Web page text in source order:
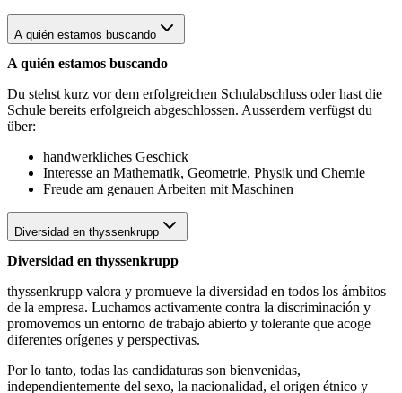
A quién estamos buscando
A quién estamos buscando
Du stehst kurz vor dem erfolgreichen Schulabschluss oder hast die
Schule bereits erfolgreich abgeschlossen. Ausserdem verfügst du
über:
handwerkliches Geschick
Interesse an Mathematik, Geometrie, Physik und Chemie
Freude am genauen Arbeiten mit Maschinen
Diversidad en thyssenkrupp
Diversidad en thyssenkrupp
thyssenkrupp valora y promueve la diversidad en todos los ámbitos
de la empresa. Luchamos activamente contra la discriminación y
promovemos un entorno de trabajo abierto y tolerante que acoge
diferentes orígenes y perspectivas.
Por lo tanto, todas las candidaturas son bienvenidas,
independientemente del sexo, la nacionalidad, el origen étnico y